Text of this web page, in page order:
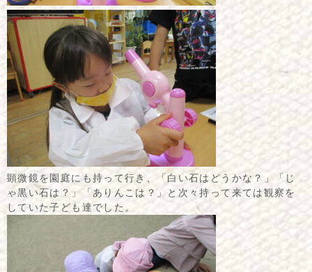
顕微鏡を園庭にも持って行き、「白い石はどうかな？」「じ
ゃ黒い石は？」「ありんこは？」と次々持って来ては観察を
していた子ども達でした。